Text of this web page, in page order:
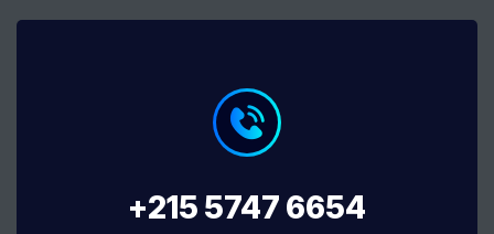
+215 5747 6654